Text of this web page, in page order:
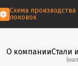
Схема производства
поковок
О компанииСтали